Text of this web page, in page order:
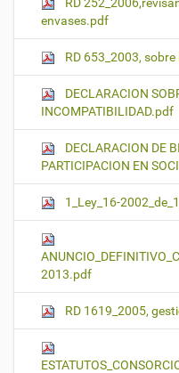
envases.pdf
RD 653_2003,
DECLARACION
INCOMPATIBILIDAD.pdf
DECLARACION DE
PARTICIPACION EN
1_Ley_16-
2013.pdf
RD 1619_2005,